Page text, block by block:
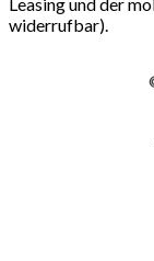
widerrufbar).